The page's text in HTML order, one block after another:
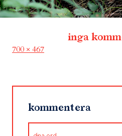
inga
Full
700 × 467
kommentera